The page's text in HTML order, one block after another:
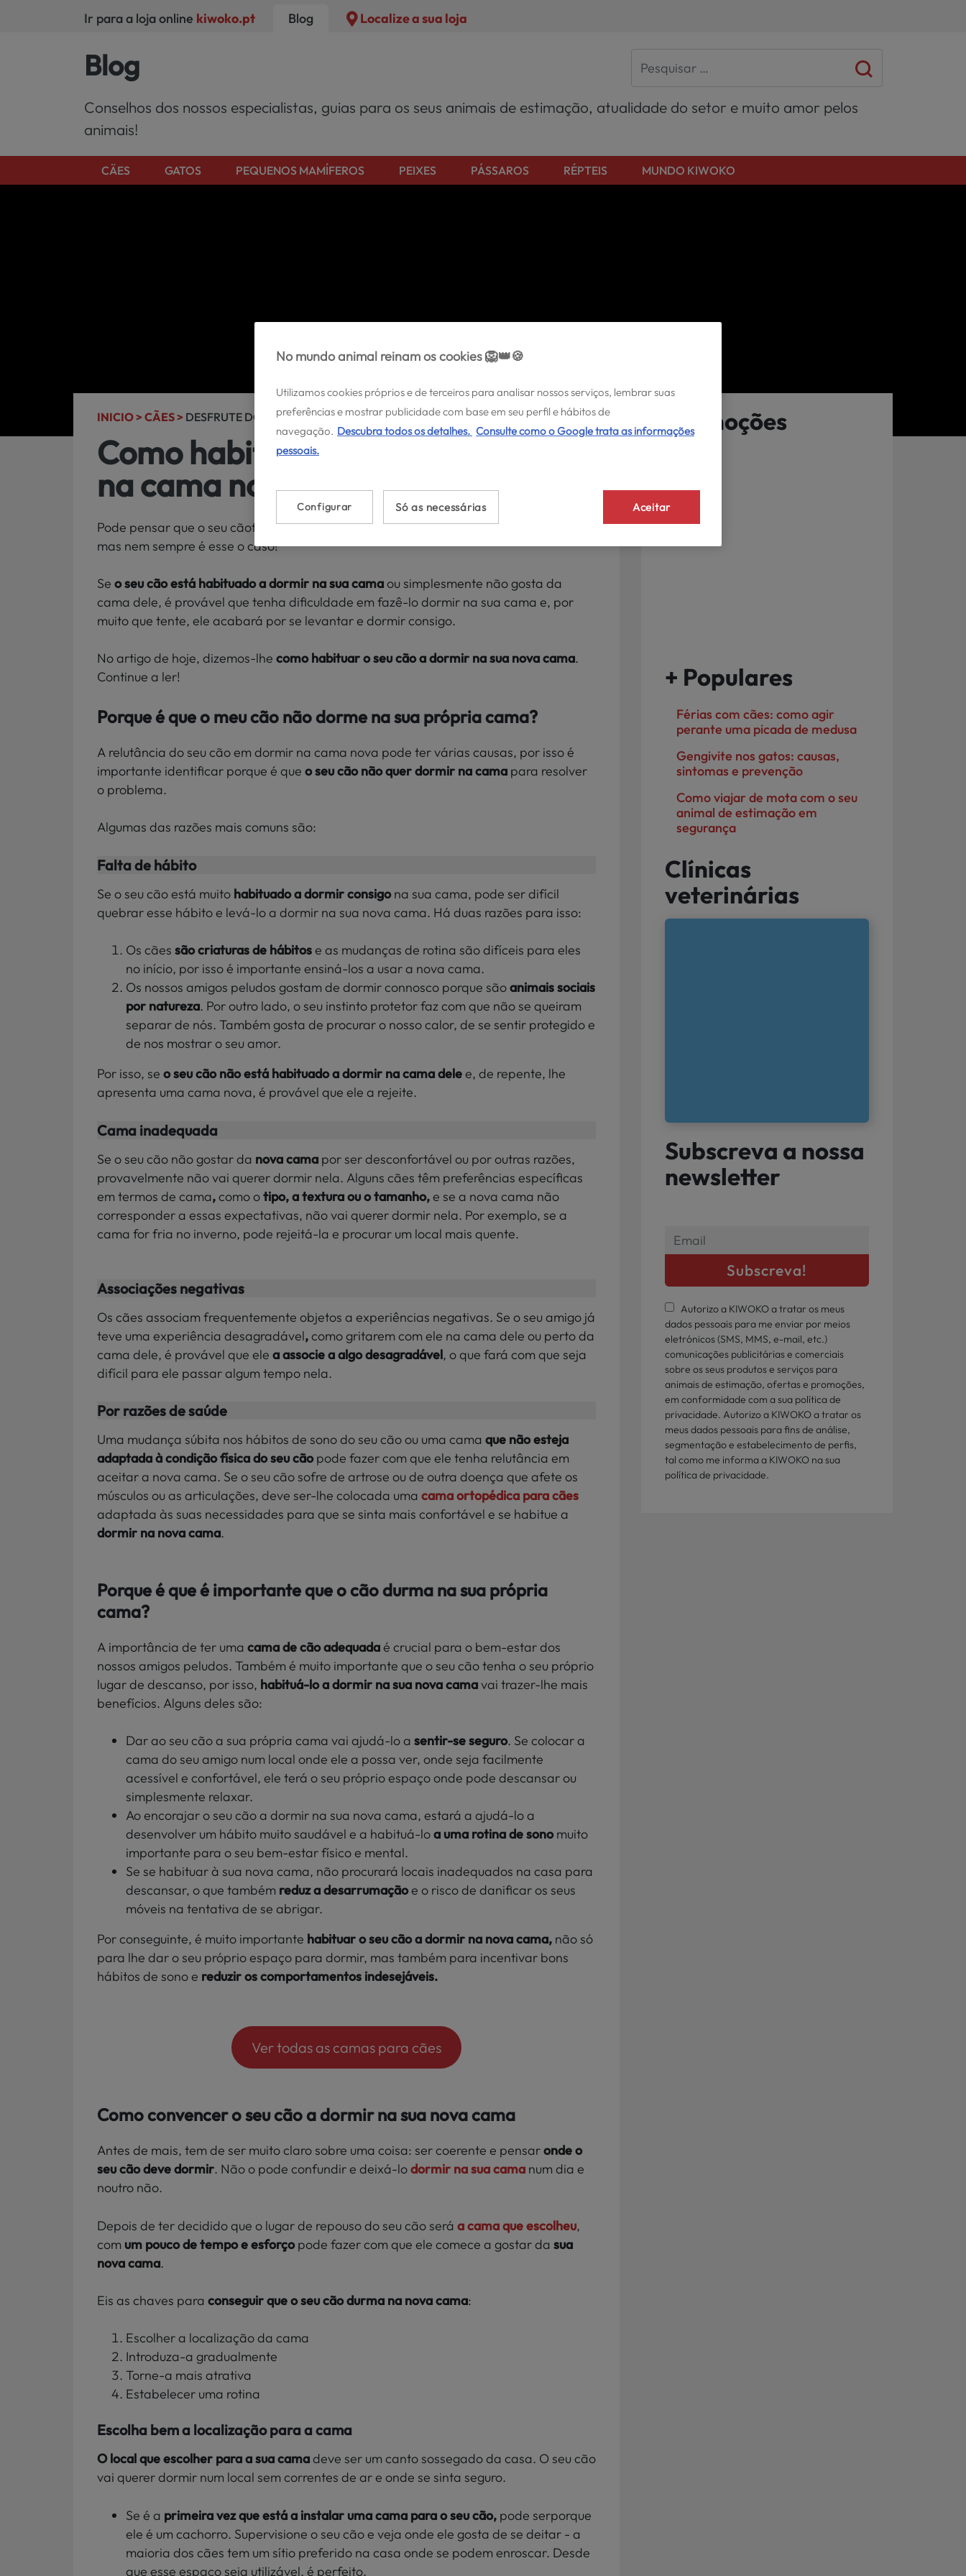
Ir para a loja online kiwoko.pt Blog Localize a sua loja
Blog
Conselhos dos nossos especialistas, guias para os seus animais de estimação, atualidade do setor e muito amor pelos
animais!
CÄES GATOS PEQUENOS MAMÍFEROS PEIXES PÁSSAROS RÉPTEIS MUNDO KIWOKO
INICIO >CÃES > DESFRUTE DOS SEUS CÃES >
Como habituar o seu cão a dormir
na cama nova?
Pode pensar que o seu cãoficará feliz e agradecido quando lhe der uma
mas nem sempre é esse o caso!
Se o seu cão está habituado a dormir na sua camaou simplesmente não gosta da
cama dele, é provável que tenha dificuldade em fazê-lo dormir na sua cama e, por
muito que tente, ele acabará por se levantar e dormir consigo.
No artigo de hoje, dizemos-lhe como habituar o seu cão a dormir na sua nova cama.
Continue a ler!
Porque é que o meu cão não dorme na sua própria cama?
A relutância do seu cão em dormir na cama nova pode ter várias causas, por isso é
importante identificar porque é que o seu cão não querdormir na cama para resolver
o problema.
Algumas das razões mais comuns são:
Falta de hábito
Se o seu cão está muito habituado a dormir consigona sua cama, pode ser difícil
quebrar esse hábito e levá-lo a dormir na sua nova cama. Há duas razões para isso:
Os cães são criaturas de hábitose as mudanças de rotina são difíceis para eles
no início, por isso é importante ensiná-los a usar a nova cama.
Os nossos amigos peludos gostam de dormir connosco porque sãoanimais sociais
por natureza. Por outro lado, o seu instinto protetor faz com que não se queiram
separar de nós. Também gosta de procurar o nosso calor, de se sentir protegido e
de nos mostrar o seu amor.
Por isso, se o seu cão não está habituado a dormir na cama delee, de repente, lhe
apresenta uma cama nova, é provável que ele a rejeite.
Cama inadequada
Se o seu cão não gostar da nova cama por ser desconfortável ou por outras razões,
provavelmente não vai querer dormir nela. Alguns cães têm preferências específicas
em termos de cama,como otipo, a textura ou o tamanho,e se a nova cama não
corresponder a essas expectativas, não vai querer dormir nela. Por exemplo, se a
cama for fria no inverno, pode rejeitá-la e procurar um local mais quente.
Associações negativas
Os cães associam frequentemente objetos a experiências negativas. Se o seu amigo já
teve uma experiência desagradável,como gritarem com ele na cama dele ou perto da
cama dele, é provável que ele a associe a algo desagradável, o que fará com que seja
difícil para ele passar algum tempo nela.
Por razões de saúde
Uma mudança súbita nos hábitos de sono do seu cão ou uma cama que não esteja
adaptada à condição física do seu cãopode fazer com que ele tenha relutância em
aceitar a nova cama. Se o seu cão sofre de artrose ou de outra doença que afete os
músculos ou as articulações, deve ser-lhe colocada uma cama ortopédica para cães
adaptada às suas necessidades para que se sinta mais confortável e se habitue a
dormir na nova cama.
Porque é que é importante que o cão durma na sua própria
cama?
A importância de ter uma cama de cão adequadaé crucial para o bem-estar dos
nossos amigos peludos. Também é muito importante que o seu cão tenha o seu próprio
lugar de descanso, por isso, habituá-loa dormir na sua nova camavai trazer-lhe mais
benefícios. Alguns deles são:
Dar ao seu cão a sua própria cama vai ajudá-lo a sentir-se seguro. Se colocar a
cama do seu amigo num local onde ele a possa ver, onde seja facilmente
acessível e confortável, ele terá o seu próprio espaço onde pode descansar ou
simplesmente relaxar.
Ao encorajar o seu cão a dormir na sua nova cama, estará a ajudá-lo a
desenvolver um hábito muito saudável e a habituá-loa uma rotina de sonomuito
importante para o seu bem-estar físico e mental.
Se se habituar à sua nova cama, não procurará locais inadequados na casa para
descansar, o que também reduz a desarrumaçãoe o risco de danificar os seus
móveis na tentativa de se abrigar.
Por conseguinte, é muito importante habituar o seu cão a dormir na nova cama, não só
para lhe dar o seu próprio espaço para dormir, mas também para incentivar bons
hábitos de sono e reduzir os comportamentos indesejáveis.
Ver todas as camas para cães
Como convencer o seu cão a dormir na sua nova cama
Antes de mais, tem de ser muito claro sobre uma coisa: ser coerente e pensaronde o
seu cão deve dormir. Não o pode confundir e deixá-lodormir na sua cama num dia e
noutro não.
Depois de ter decidido que o lugar de repouso do seu cão será a cama que escolheu,
com um pouco de tempo e esforçopode fazer com que ele comece a gostar da sua
nova cama.
Eis as chaves para conseguir que o seu cão durma na nova cama:
Escolher a localização da cama
Introduza-a gradualmente
Torne-a mais atrativa
Estabelecer uma rotina
Escolha bem a localização para a cama
O local que escolher para a sua camadeve ser um canto sossegado da casa. O seu cão
vai querer dormir num local sem correntes de ar e onde se sinta seguro.
Se é a primeira vez que está a instalar uma cama para o seu cão, pode serporque
ele é um cachorro. Supervisione o seu cão e veja onde ele gosta de se deitar - a
maioria dos cães tem um sítio preferido na casa onde se podem enroscar. Desde
que esse espaço seja utilizável, é perfeito.
Promoções
+ Populares
Férias com cães: como agir
perante uma picada de medusa
Gengivite nos gatos: causas,
sintomas e prevenção
Como viajar de mota com o seu
animal de estimação em
segurança
Clínicas
veterinárias
Subscreva a nossa
newsletter
Autorizo a KIWOKO a tratar os meus
dados pessoais para me enviar por meios
eletrónicos (SMS, MMS, e-mail, etc.)
comunicações publicitárias e comerciais
sobre os seus produtos e serviços para
animais de estimação, ofertas e promoções,
em conformidade com a sua política de
privacidade. Autorizo a KIWOKO a tratar os
meus dados pessoais para fins de análise,
segmentação e estabelecimento de perfis,
tal como me informa a KIWOKO na sua
política de privacidade.
No mundo animal reinam os cookies 🦁👑🍪
Utilizamos cookies próprios e de terceiros para analisar nossos serviços, lembrar suas
preferências e mostrar publicidade com base em seu perfil e hábitos de
navegação. Descubra todos os detalhes. Consulte como o Google trata as informações
pessoais.
Só as necessárias Aceitar
Configurar